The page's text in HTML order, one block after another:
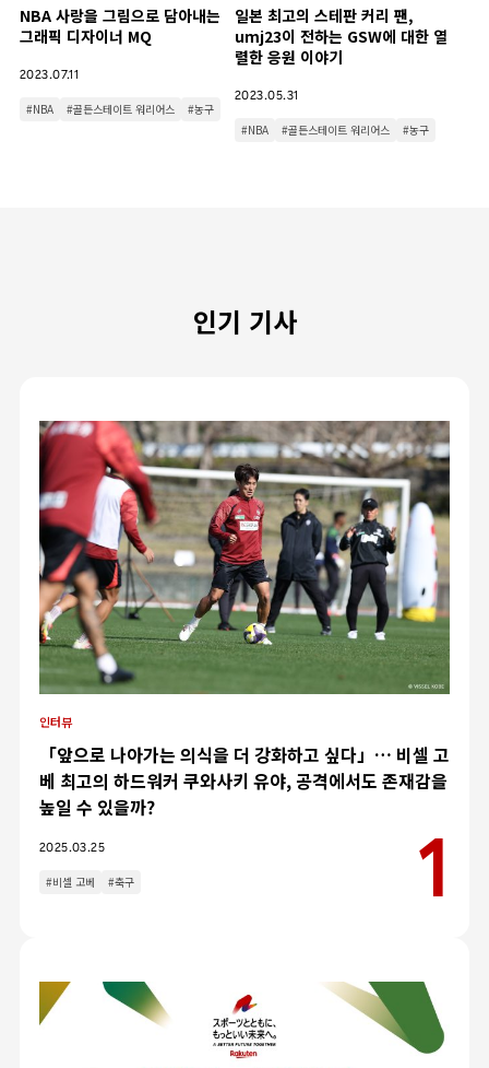
NBA 사랑을 그림으로 담아내는
그래픽 디자이너 MQ
2023.07.11
#NBA #골든스테이트 워리어스 #농구
일본 최고의 스테판 커리 팬,
umj23이 전하는 GSW에 대한 열
렬한 응원 이야기
2023.05.31
#NBA #골든스테이트 워리어스 #농구
인기 기사
인터뷰
「앞으로 나아가는 의식을 더 강화하고 싶다」… 비셀 고
베 최고의 하드워커 쿠와사키 유야, 공격에서도 존재감을
높일 수 있을까?
2025.03.25
#비셀 고베 #축구